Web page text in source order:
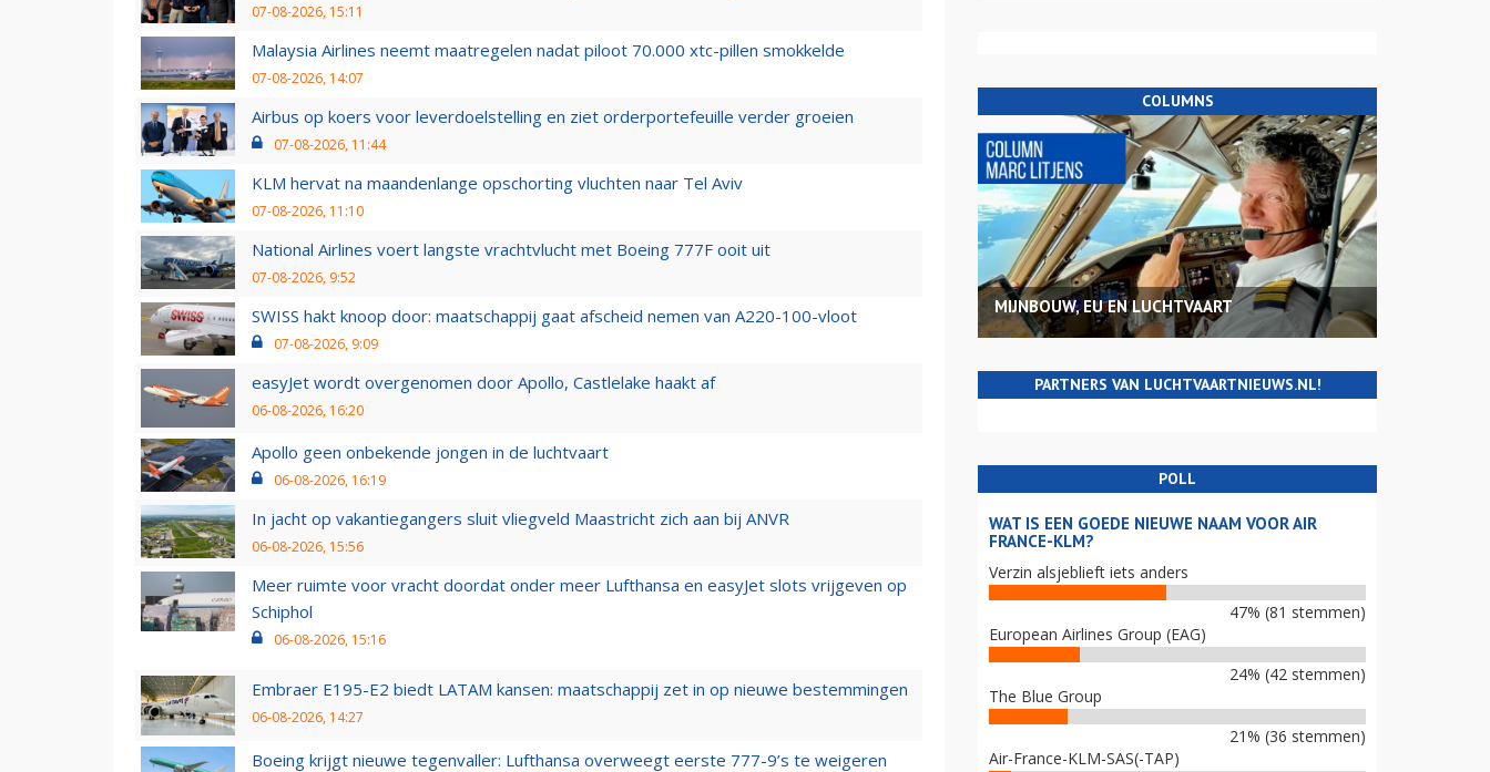
07-08-2026, 15:11
Malaysia Airlines neemt maatregelen nadat piloot 70.000 xtc-pillen smokkelde
07-08-2026, 14:07
Airbus op koers voor leverdoelstelling en ziet orderportefeuille verder groeien
07-08-2026, 11:44
KLM hervat na maandenlange opschorting vluchten naar Tel Aviv
07-08-2026, 11:10
National Airlines voert langste vrachtvlucht met Boeing 777F ooit uit
07-08-2026, 9:52
SWISS hakt knoop door: maatschappij gaat afscheid nemen van A220-100-vloot
07-08-2026, 9:09
easyJet wordt overgenomen door Apollo, Castlelake haakt af
06-08-2026, 16:20
Apollo geen onbekende jongen in de luchtvaart
06-08-2026, 16:19
In jacht op vakantiegangers sluit vliegveld Maastricht zich aan bij ANVR
06-08-2026, 15:56
Meer ruimte voor vracht doordat onder meer Lufthansa en easyJet slots vrijgeven op
Schiphol
06-08-2026, 15:16
Embraer E195-E2 biedt LATAM kansen: maatschappij zet in op nieuwe bestemmingen
06-08-2026, 14:27
Boeing krijgt nieuwe tegenvaller: Lufthansa overweegt eerste 777-9’s te weigeren
COLUMNS
MIJNBOUW, EU EN LUCHTVAART
PARTNERS VAN LUCHTVAARTNIEUWS.NL!
POLL
WAT IS EEN GOEDE NIEUWE NAAM VOOR AIR
FRANCE-KLM?
Verzin alsjeblieft iets anders
47% (81 stemmen)
European Airlines Group (EAG)
24% (42 stemmen)
The Blue Group
21% (36 stemmen)
Air-France-KLM-SAS(-TAP)